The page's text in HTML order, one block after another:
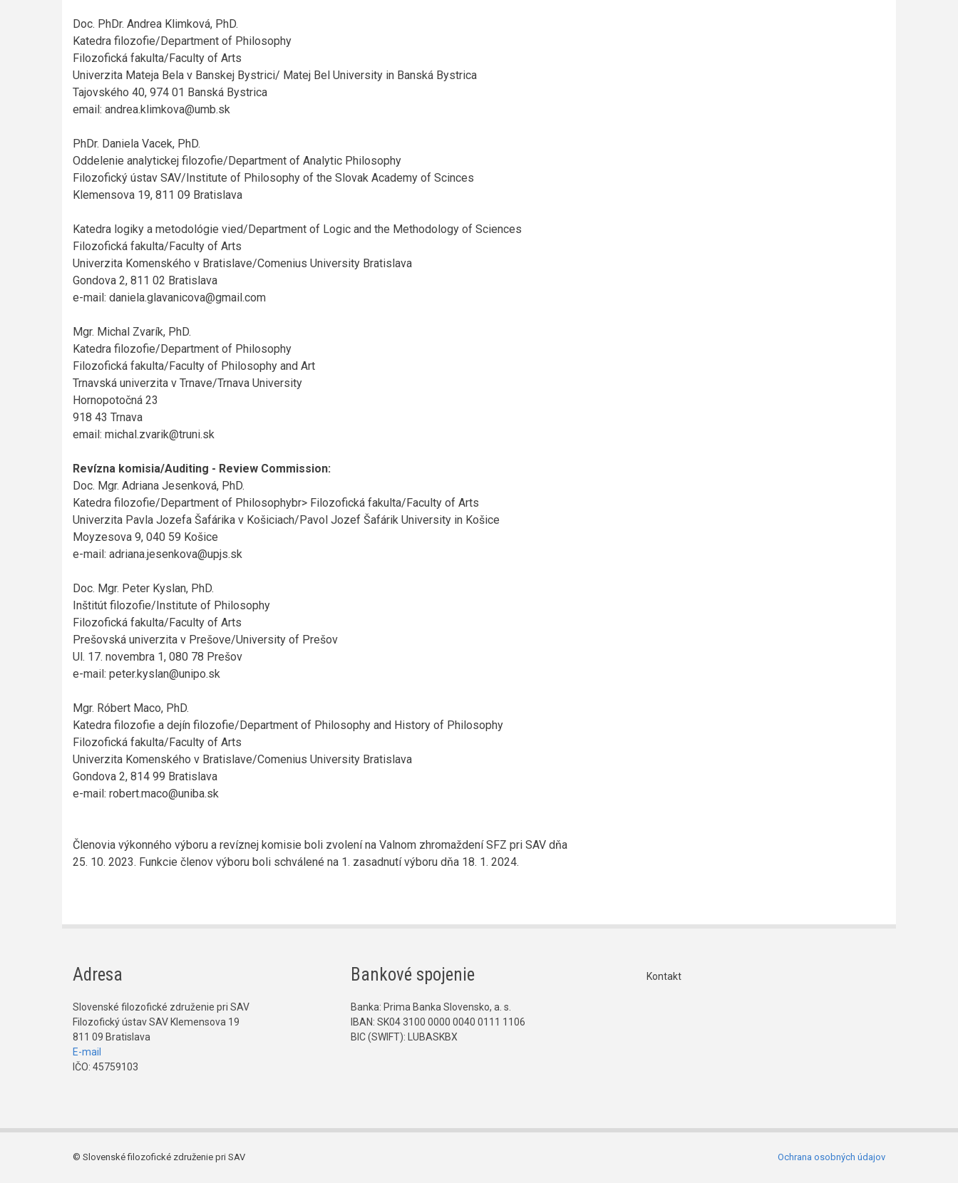
Doc. PhDr. Andrea Klimková, PhD.
Katedra filozofie/Department of Philosophy
Filozofická fakulta/Faculty of Arts
Univerzita Mateja Bela v Banskej Bystrici/ Matej Bel University in Banská Bystrica
Tajovského 40, 974 01 Banská Bystrica
email: andrea.klimkova@umb.sk
PhDr. Daniela Vacek, PhD.
Oddelenie analytickej filozofie/Department of Analytic Philosophy
Filozofický ústav SAV/Institute of Philosophy of the Slovak Academy of Scinces
Klemensova 19, 811 09 Bratislava
Katedra logiky a metodológie vied/Department of Logic and the Methodology of Sciences
Filozofická fakulta/Faculty of Arts
Univerzita Komenského v Bratislave/Comenius University Bratislava
Gondova 2, 811 02 Bratislava
e-mail: daniela.glavanicova@gmail.com
Mgr. Michal Zvarík, PhD.
Katedra filozofie/Department of Philosophy
Filozofická fakulta/Faculty of Philosophy and Art
Trnavská univerzita v Trnave/Trnava University
Hornopotočná 23
918 43 Trnava
email: michal.zvarik@truni.sk
Revízna komisia/Auditing - Review Commission:
Doc. Mgr. Adriana Jesenková, PhD.
Katedra filozofie/Department of Philosophybr> Filozofická fakulta/Faculty of Arts
Univerzita Pavla Jozefa Šafárika v Košiciach/Pavol Jozef Šafárik University in Košice
Moyzesova 9, 040 59 Košice
e-mail: adriana.jesenkova@upjs.sk
Doc. Mgr. Peter Kyslan, PhD.
Inštitút filozofie/Institute of Philosophy
Filozofická fakulta/Faculty of Arts
Prešovská univerzita v Prešove/University of Prešov
Ul. 17. novembra 1, 080 78 Prešov
e-mail: peter.kyslan@unipo.sk
Mgr. Róbert Maco, PhD.
Katedra filozofie a dejín filozofie/Department of Philosophy and History of Philosophy
Filozofická fakulta/Faculty of Arts
Univerzita Komenského v Bratislave/Comenius University Bratislava
Gondova 2, 814 99 Bratislava
e-mail: robert.maco@uniba.sk
Členovia výkonného výboru a revíznej komisie boli zvolení na Valnom zhromaždení SFZ pri SAV dňa
25. 10. 2023. Funkcie členov výboru boli schválené na 1. zasadnutí výboru dňa 18. 1. 2024.
Adresa
Slovenské filozofické združenie pri SAV
Filozofický ústav SAV Klemensova 19
811 09 Bratislava
E-mail
IČO: 45759103
Bankové spojenie
Banka: Prima Banka Slovensko, a. s.
IBAN: SK04 3100 0000 0040 0111 1106
BIC (SWIFT): LUBASKBX
Kontakt
© Slovenské filozofické združenie pri SAV Ochrana osobných údajov